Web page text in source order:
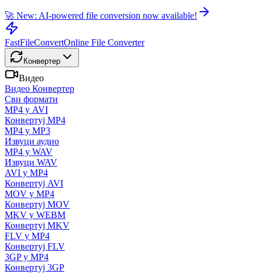
🚀 New: AI-powered file conversion now available!
FastFileConvertOnline File Converter
Конвертер
Видео
Видео Конвертер
Сви формати
MP4 у AVI
Конвертуј MP4
MP4 у MP3
Извуци аудио
MP4 у WAV
Извуци WAV
AVI у MP4
Конвертуј AVI
MOV у MP4
Конвертуј MOV
MKV у WEBM
Конвертуј MKV
FLV у MP4
Конвертуј FLV
3GP у MP4
Конвертуј 3GP